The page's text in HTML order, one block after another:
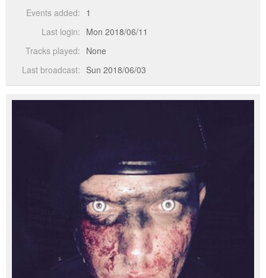
Events added: 1
Last login: Mon 2018/06/11
Tracks played: None
Last broadcast: Sun 2018/06/03